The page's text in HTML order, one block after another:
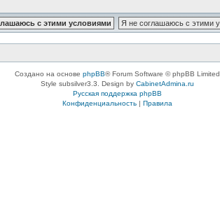
Создано на основе phpBB® Forum Software © phpBB Limited
Style subsilver3.3. Design by CabinetAdmina.ru
Русская поддержка phpBB
Конфиденциальность| Правила